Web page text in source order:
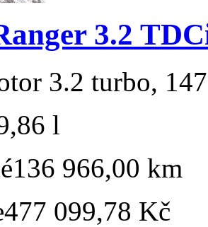
3.2
3.2 turbo,
l
136 966,00 km
477 099,78 Kč